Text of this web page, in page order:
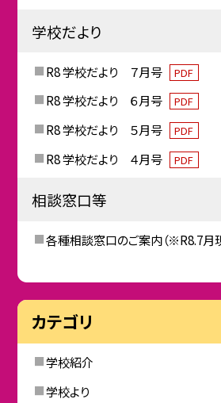
学校だより
R8 学校だより ７月号 PDF
R8 学校だより ６月号 PDF
R8 学校だより ５月号 PDF
R8 学校だより ４月号 PDF
相談窓口等
各種相談窓口のご案内（※R8.7月
カテゴリ
学校紹介
学校より